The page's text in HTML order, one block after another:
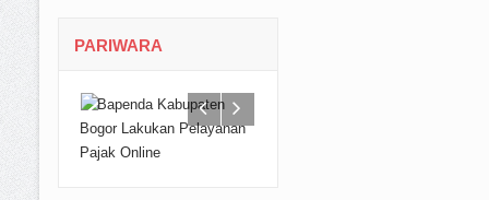
PARIWARA